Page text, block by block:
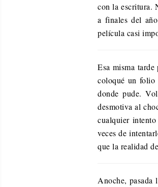
con la escritura.
a finales del
película casi
Esa misma
coloqué un folio
donde pude.
desmotiva al
cualquier
veces de
que la realidad
Anoche, pasada